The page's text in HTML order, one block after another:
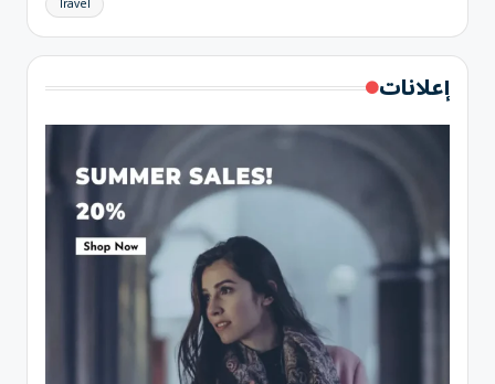
Travel
إعلانات